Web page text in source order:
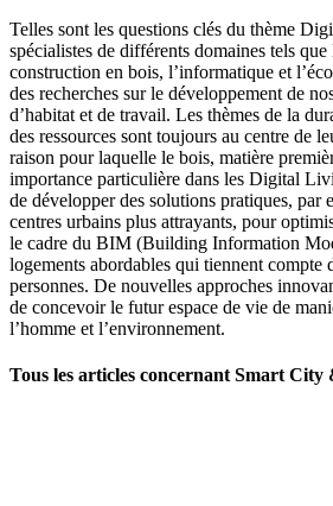
Telles sont les questions clés du thème
spécialistes de différents domaines tels que
construction en bois, l’informatique et
des recherches sur le développement de
d’habitat et de travail. Les thèmes de la
des ressources sont toujours au centre de
raison pour laquelle le bois, matière
importance particulière dans les Digital
de développer des solutions pratiques, par
centres urbains plus attrayants, pour
le cadre du BIM (Building Information
logements abordables qui tiennent compte
personnes. De nouvelles approches
de concevoir le futur espace de vie de
l’homme et l’environnement.
Tous les articles concernant Smart City